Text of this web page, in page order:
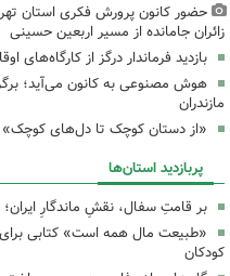
حضور کانون پرورش فکری استان
زائران جامانده از مسیر اربعین حسینی
بازدید فرماندار درگز از کارگاه‌های
هوش مصنوعی به کانون می‌آید؛
مازندران
«از دستان کوچک تا دل‌های کوچک» هدیه اعضای
پربازدید استان‌ها
بر قامتِ سفال، نقشِ ماندگارِ ایران؛
«طبیعت مال همه است» کتابی
کودکان